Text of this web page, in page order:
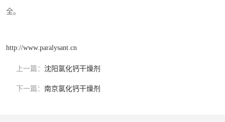
全。
http://www.paralysant.cn
上一篇： 沈阳氯化钙干燥剂
下一篇： 南京氯化钙干燥剂